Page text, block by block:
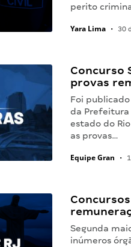
perito
Yara Lima • 30
Concurso
provas
Foi
da Prefeitura
estado do
as provas…
Equipe Gran •
Segunda
inúmeros